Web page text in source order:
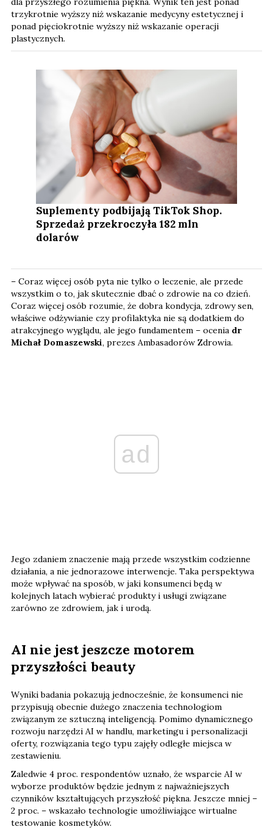
trzykrotnie wyższy niż wskazanie medycyny estetycznej i
ponad pięciokrotnie wyższy niż wskazanie operacji
plastycznych.
Suplementy podbijają TikTok Shop.
Sprzedaż przekroczyła 182 mln
dolarów
– Coraz więcej osób pyta nie tylko o leczenie, ale przede
wszystkim o to, jak skutecznie dbać o zdrowie na co dzień.
Coraz więcej osób rozumie, że dobra kondycja, zdrowy sen,
właściwe odżywianie czy profilaktyka nie są dodatkiem do
atrakcyjnego wyglądu, ale jego fundamentem – ocenia dr
Michał Domaszewski, prezes Ambasadorów Zdrowia.
ad
Jego zdaniem znaczenie mają przede wszystkim codzienne
działania, a nie jednorazowe interwencje. Taka perspektywa
może wpływać na sposób, w jaki konsumenci będą w
kolejnych latach wybierać produkty i usługi związane
zarówno ze zdrowiem, jak i urodą.
AI nie jest jeszcze motorem
przyszłości beauty
Wyniki badania pokazują jednocześnie, że konsumenci nie
przypisują obecnie dużego znaczenia technologiom
związanym ze sztuczną inteligencją. Pomimo dynamicznego
rozwoju narzędzi AI w handlu, marketingu i personalizacji
oferty, rozwiązania tego typu zajęły odległe miejsca w
zestawieniu.
Zaledwie 4 proc. respondentów uznało, że wsparcie AI w
wyborze produktów będzie jednym z najważniejszych
czynników kształtujących przyszłość piękna. Jeszcze mniej –
2 proc. – wskazało technologie umożliwiające wirtualne
testowanie kosmetyków.